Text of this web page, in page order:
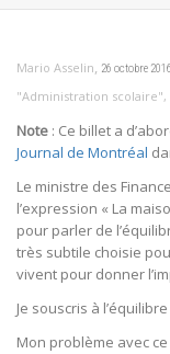
Mario Asselin, 26 octobre 2016
"Administration scolaire",
Note : Ce billet a
Journal de Montréal
Le ministre des
l’expression « La
pour parler de
très subtile choisie
vivent pour donner
Je souscris à
Mon problème avec